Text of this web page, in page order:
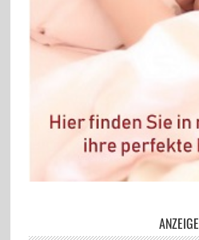
ANZEIGE